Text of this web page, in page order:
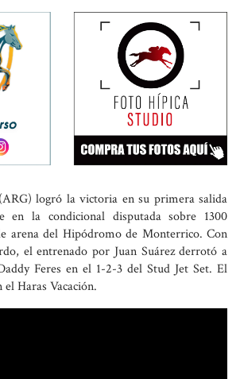
logró la victoria en su primera salida
en la condicional disputada sobre 1300
arena del Hipódromo de Monterrico. Con
el entrenado por Juan Suárez derrotó a
Feres en el 1-2-3 del Stud Jet Set. El
Haras Vacación.